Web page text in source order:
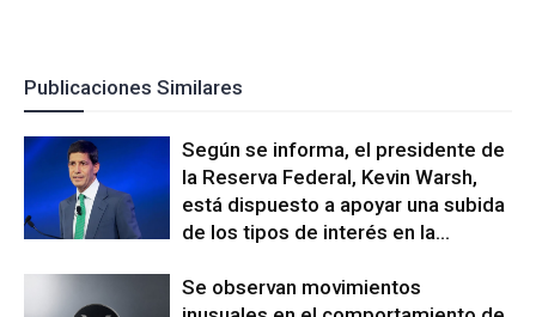
Publicaciones Similares
Según se informa, el presidente de
la Reserva Federal, Kevin Warsh,
está dispuesto a apoyar una subida
de los tipos de interés en la...
Se observan movimientos